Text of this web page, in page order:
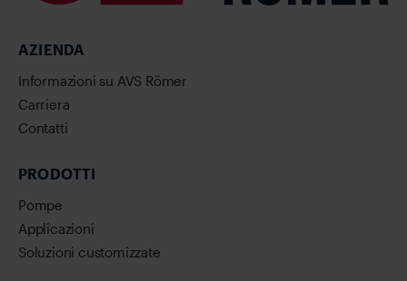
AZIENDA
Informazioni su AVS Römer
Carriera
Contatti
PRODOTTI
Pompe
Applicazioni
Soluzioni customizzate